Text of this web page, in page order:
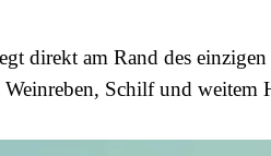
direkt am Rand des
Schilf und weitem